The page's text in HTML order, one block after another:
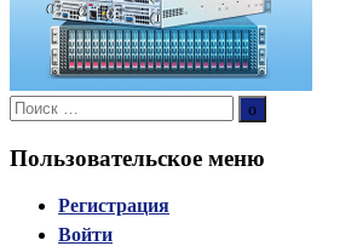
Поиск:
Поиск
Пользовательское меню
Регистрация
Войти